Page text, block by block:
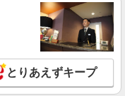
詳細を見る
/夕方には必ず帰れる
とりあえずキープ